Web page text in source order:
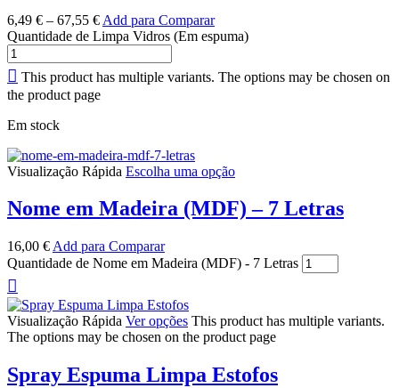
6,49 € – 67,55 € Add para Comparar
Quantidade de Limpa Vidros (Em espuma)
This product has multiple variants. The options may be chosen on
the product page
Em stock
Visualização Rápida Escolha uma opção
Nome em Madeira (MDF) – 7 Letras
16,00 € Add para Comparar
Quantidade de Nome em Madeira (MDF) - 7 Letras
Visualização Rápida Ver opções This product has multiple variants.
The options may be chosen on the product page
Spray Espuma Limpa Estofos